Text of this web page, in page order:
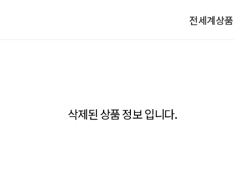
전세계상품
삭제된 상품 정보 입니다.